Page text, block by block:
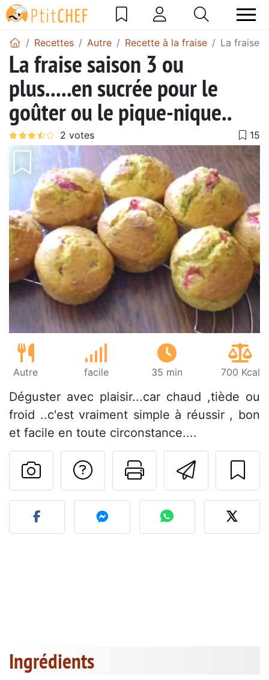
Recettes Autre Recette à la fraise La fraise
La fraise saison 3 ou
plus.....en sucrée pour le
goûter ou le pique-nique..
Autre facile 35 min 700 Kcal
Déguster avec plaisir...car chaud ,tiède ou
froid ..c'est vraiment simple à réussir , bon
et facile en toute circonstance....
Imprimer
Poser une
Publier votre photo de
Ingrédients